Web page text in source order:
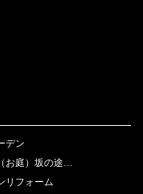
デン
お庭）坂の途…
リフォーム